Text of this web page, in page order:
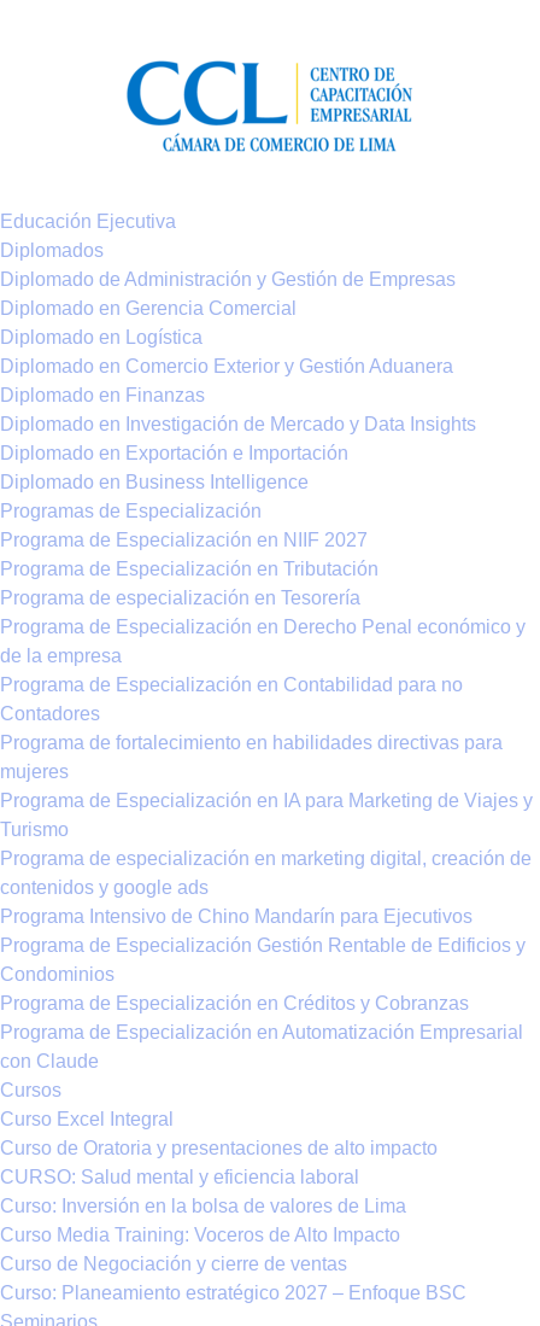
Educación Ejecutiva
Diplomados
Diplomado de Administración y Gestión de Empresas
Diplomado en Gerencia Comercial
Diplomado en Logística
Diplomado en Comercio Exterior y Gestión Aduanera
Diplomado en Finanzas
Diplomado en Investigación de Mercado y Data Insights
Diplomado en Exportación e Importación
Diplomado en Business Intelligence
Programas de Especialización
Programa de Especialización en NIIF 2027
Programa de Especialización en Tributación
Programa de especialización en Tesorería
Programa de Especialización en Derecho Penal económico y
de la empresa
Programa de Especialización en Contabilidad para no
Contadores
Programa de fortalecimiento en habilidades directivas para
mujeres
Programa de Especialización en IA para Marketing de Viajes y
Turismo
Programa de especialización en marketing digital, creación de
contenidos y google ads
Programa Intensivo de Chino Mandarín para Ejecutivos
Programa de Especialización Gestión Rentable de Edificios y
Condominios
Programa de Especialización en Créditos y Cobranzas
Programa de Especialización en Automatización Empresarial
con Claude
Cursos
Curso Excel Integral
Curso de Oratoria y presentaciones de alto impacto
CURSO: Salud mental y eficiencia laboral
Curso: Inversión en la bolsa de valores de Lima
Curso Media Training: Voceros de Alto Impacto
Curso de Negociación y cierre de ventas
Curso: Planeamiento estratégico 2027 – Enfoque BSC
Seminarios